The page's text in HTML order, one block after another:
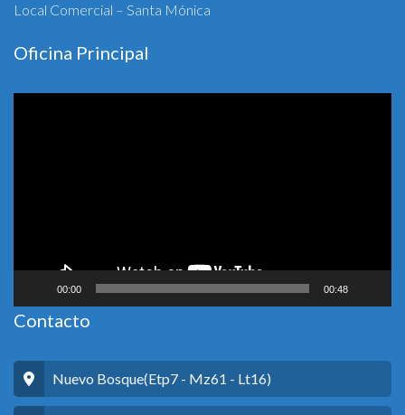
Local Comercial – Santa Mónica
Oficina Principal
00:00 00:48
Contacto
Nuevo Bosque(Etp7 - Mz61 - Lt16)